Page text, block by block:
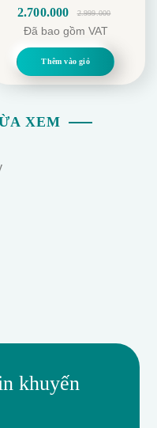
2.999.000
gốc
là:
2.999.000.
2.700.000
hiện
tại
là:
2.700.000.
Đã bao gồm VAT
Thêm vào giỏ
XEM
khuyến